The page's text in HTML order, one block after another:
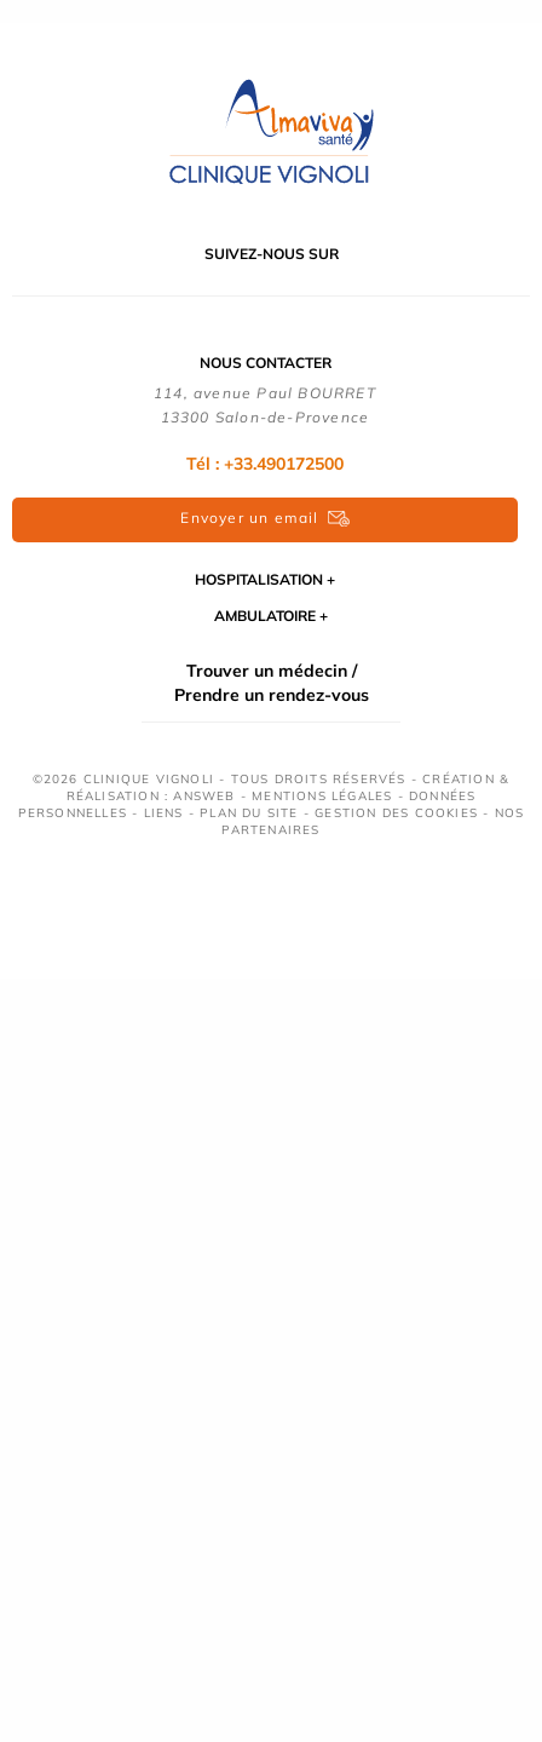
SUIVEZ-NOUS SUR
NOUS CONTACTER
114, avenue Paul BOURRET
13300 Salon-de-Provence
Tél : +33.490172500
Envoyer un email
HOSPITALISATION
AMBULATOIRE
Trouver un médecin /
Prendre un rendez-vous
©2026 CLINIQUE VIGNOLI - TOUS DROITS RÉSERVÉS - CRÉATION &
RÉALISATION : ANSWEB - MENTIONS LÉGALES - DONNÉES
PERSONNELLES - LIENS - PLAN DU SITE -GESTION DES COOKIES - NOS
PARTENAIRES